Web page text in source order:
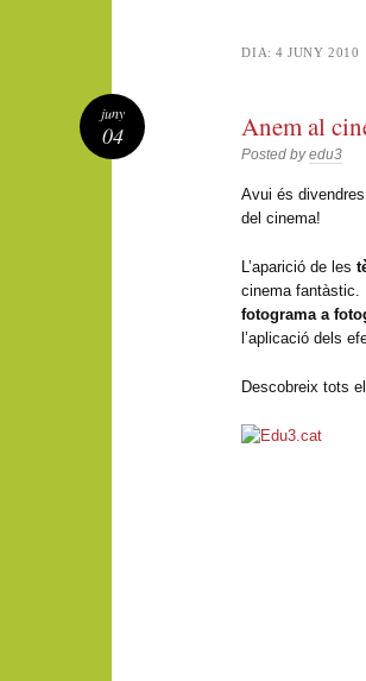
DIA:4 JUNY 2010
Anem al
Posted byedu3
Avui és
del cinema!
L’aparició de les
cinema fantàstic.
fotograma a
l’aplicació dels
Descobreix tots
juny
04